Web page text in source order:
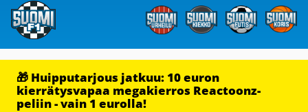
🎁 Huipputarjous jatkuu: 10 euron
kierrätysvapaa megakierros Reactoonz-
peliin - vain 1 eurolla!